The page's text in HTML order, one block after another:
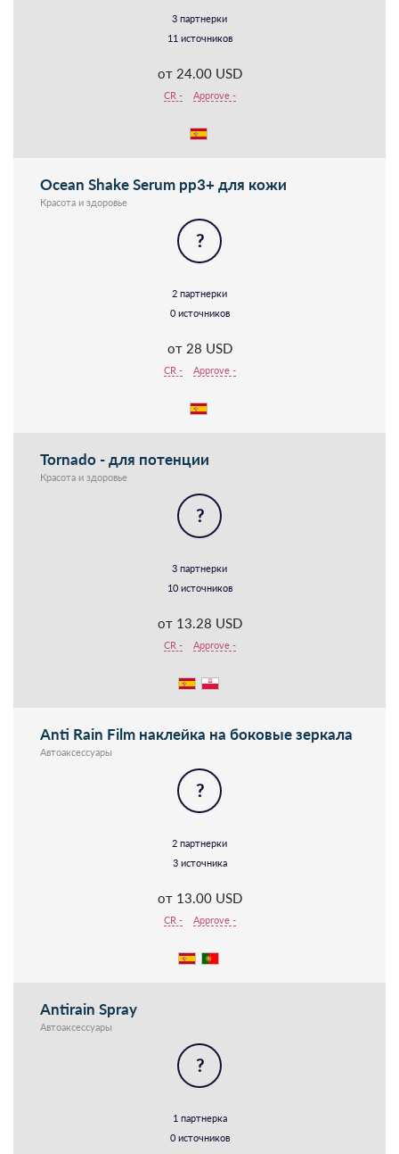
3 партнерки
11 источников
от 24.00 USD
CR - Approve -
Ocean Shake Serum pp3+ для кожи
Красота и здоровье
?
2 партнерки
0 источников
от 28 USD
CR - Approve -
Tornado - для потенции
Красота и здоровье
?
3 партнерки
10 источников
от 13.28 USD
CR - Approve -
Anti Rain Film наклейка на боковые зеркала
Автоаксессуары
?
2 партнерки
3 источника
от 13.00 USD
CR - Approve -
Antirain Spray
Автоаксессуары
?
1 партнерка
0 источников